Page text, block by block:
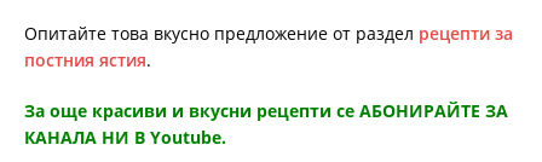
Опитайте това вкусно предложение от раздел рецепти за
постния ястия.
За още красиви и вкусни рецепти се АБОНИРАЙТЕ ЗА
КАНАЛА НИ В Youtube.